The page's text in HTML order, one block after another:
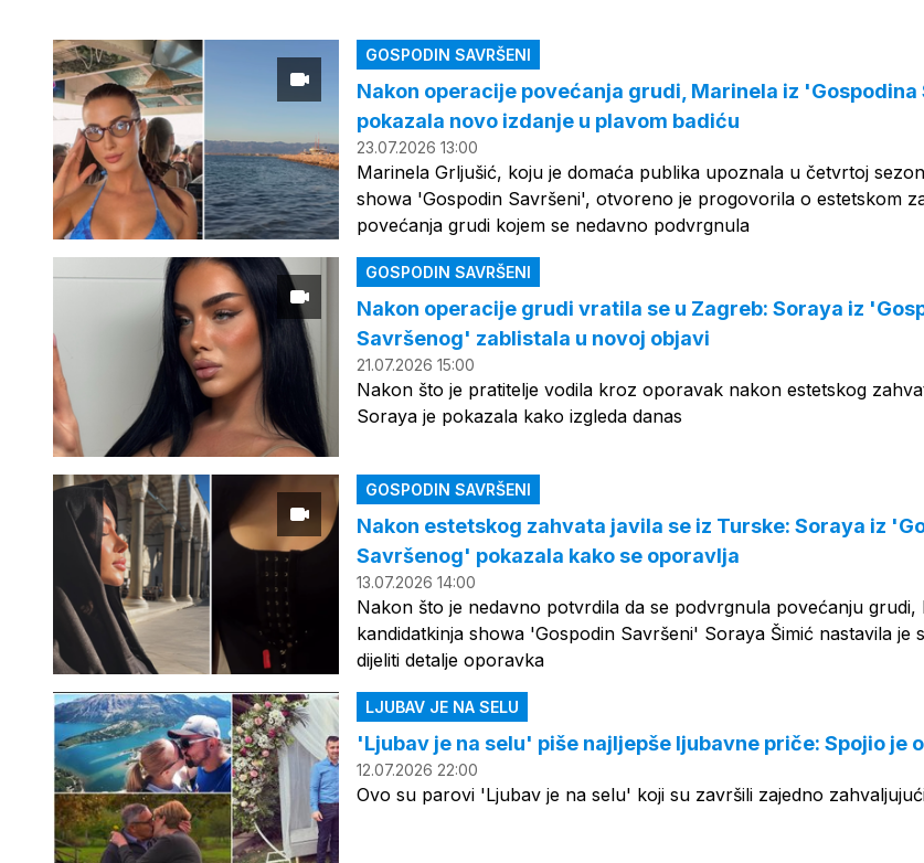
OGLAS
GOSPODIN SAVRŠENI
Nakon operacije povećanja grudi, Marinela iz
pokazala novo izdanje u plavom badiću
23.07.2026 13:00
Marinela Grljušić, koju je domaća publika upoznala u četvrtoj
showa 'Gospodin Savršeni', otvoreno je progovorila o estetskom
povećanja grudi kojem se nedavno podvrgnula
GOSPODIN SAVRŠENI
Nakon operacije grudi vratila se u Zagreb: Soraya iz
Savršenog' zablistala u novoj objavi
21.07.2026 15:00
Nakon što je pratitelje vodila kroz oporavak nakon estetskog
Soraya je pokazala kako izgleda danas
GOSPODIN SAVRŠENI
Nakon estetskog zahvata javila se iz Turske: Soraya iz
Savršenog' pokazala kako se oporavlja
13.07.2026 14:00
Nakon što je nedavno potvrdila da se podvrgnula povećanju grudi,
kandidatkinja showa 'Gospodin Savršeni' Soraya Šimić nastavila je
dijeliti detalje oporavka
LJUBAV JE NA SELU
'Ljubav je na selu' piše najljepše ljubavne priče: Spojio je
12.07.2026 22:00
Ovo su parovi 'Ljubav je na selu' koji su završili zajedno